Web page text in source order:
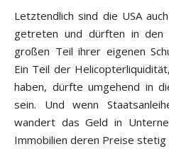
Letztendlich sind die USA
getreten und dürften in den
großen Teil ihrer eigenen
Ein Teil der
haben, dürfte umgehend in
sein. Und wenn
wandert das Geld in
Immobilien deren Preise stetig